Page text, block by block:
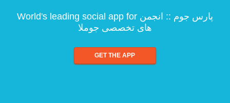
World's leading social app for پارس جوم :: انجمن
های تخصصی جوملا
GET THE APP